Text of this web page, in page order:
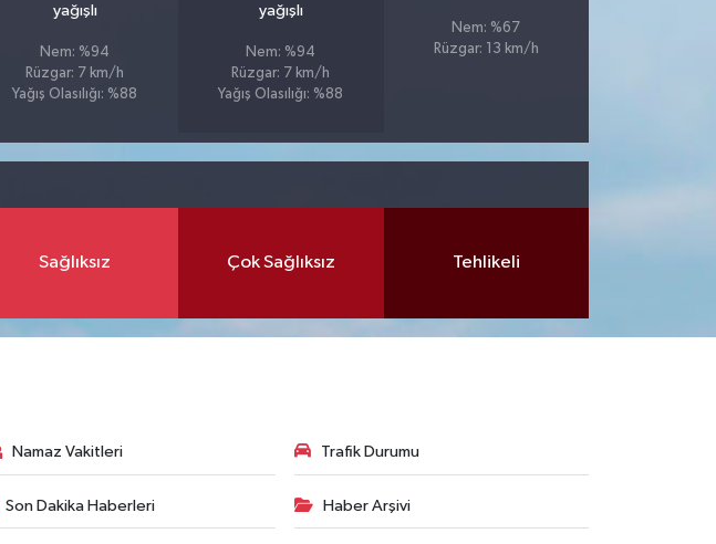
yağışlı
Nem: %94
Rüzgar: 7 km/h
Yağış Olasılığı: %88
yağışlı
Nem: %94
Rüzgar: 7 km/h
Yağış Olasılığı: %88
Nem: %67
Rüzgar: 13 km/h
Sağlıksız Çok Sağlıksız Tehlikeli
Namaz Vakitleri Trafik Durumu
Son Dakika Haberleri Haber Arşivi